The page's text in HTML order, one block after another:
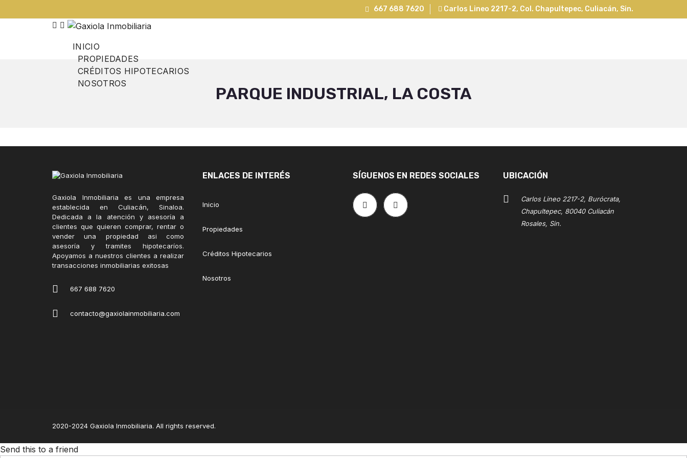
667 688 7620 Carlos Lineo 2217-2, Col. Chapultepec, Culiacán, Sin.
INICIO
PROPIEDADES
CRÉDITOS HIPOTECARIOS
NOSOTROS
PARQUE INDUSTRIAL, LA COSTA
Gaxiola Inmobiliaria es una empresa
establecida en Culiacán, Sinaloa.
Dedicada a la atención y asesoría a
clientes que quieren comprar, rentar o
vender una propiedad asi como
asesoría y tramites hipotecaríos.
Apoyamos a nuestros clientes a realizar
transacciones inmobiliarias exitosas
667 688 7620
contacto@gaxiolainmobiliaria.com
ENLACES DE INTERÉS
Inicio
Propiedades
Créditos Hipotecarios
Nosotros
SÍGUENOS EN REDES SOCIALES UBICACIÓN
Carlos Lineo 2217-2, Burócrata,
Chapultepec, 80040 Culiacán
Rosales, Sin.
2020-2024 Gaxiola Inmobiliaria. All rights reserved.
Send this to a friend